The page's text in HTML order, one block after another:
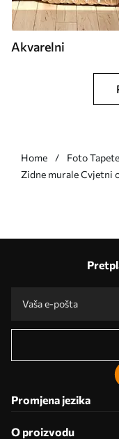
Akvarelni
Home Foto Tapete
Zidne murale Cvjetni
Promjena jezika
O proizvodu